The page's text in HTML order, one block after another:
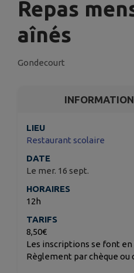
Repas
aînés
Gondecourt
LIEU
Restaurant scolaire
DATE
Le mer. 16 sept.
HORAIRES
12h
TARIFS
8,50€
Les inscriptions se font en
Règlement par chèque ou